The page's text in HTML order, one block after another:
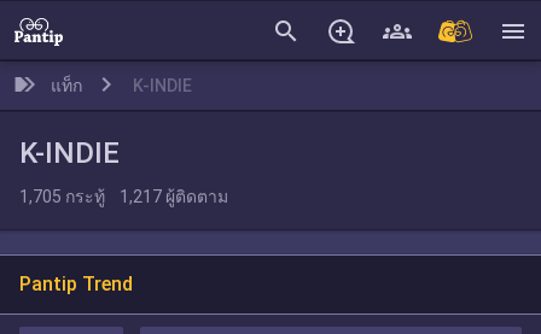
search menu
แท็ก K-INDIE
K-INDIE
1,705 กระทู้ 1,217 ผู้ติดตาม
Pantip Trend